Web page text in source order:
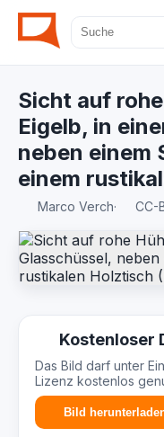
Sicht auf
Eigelb, in
neben einem
einem
Marco Verch· CC-
Kostenloser
Das Bild darf unter
Lizenz kostenlos
Bild